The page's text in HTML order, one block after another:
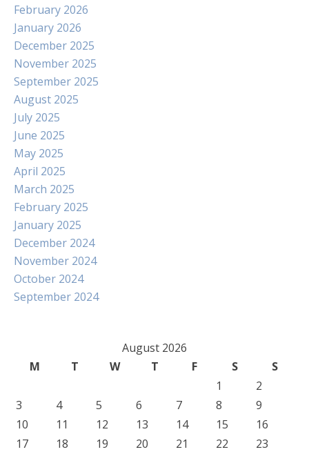
February 2026
January 2026
December 2025
November 2025
September 2025
August 2025
July 2025
June 2025
May 2025
April 2025
March 2025
February 2025
January 2025
December 2024
November 2024
October 2024
September 2024
August 2026
M
T W T F S
S
1
2
3
4 5 6 7 8
9
10
11 12 13 14 15
16
17
18 19 20 21 22 23